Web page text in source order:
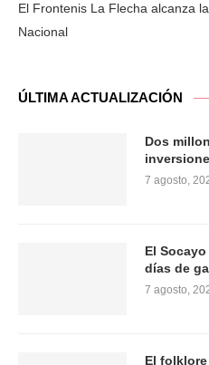
El Frontenis La Flecha alcanza
Nacional
ÚLTIMA ACTUALIZACIÓN
Dos
7 agosto,
El
días de
7 agosto,
El